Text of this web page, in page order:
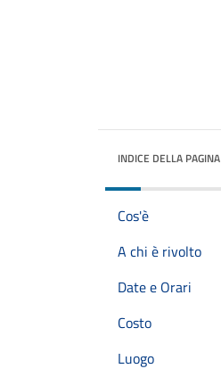
INDICE DELLA PAGINA
Cos'è
A chi è rivolto
Date e Orari
Costo
Luogo